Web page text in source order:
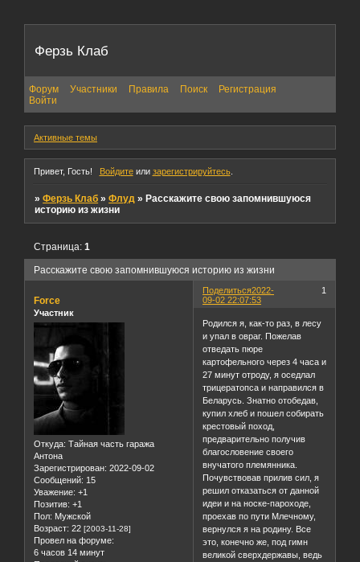
Ферзь Клаб
Форум Участники Правила Поиск
Регистрация
Войти
Активные темы
Привет, Гость! Войдитеили зарегистрируйтесь.
»Ферзь Клаб »Флуд »Расскажите свою запомнившуюся
историю из жизни
Расскажите свою запомнившуюся историю из жизни
Страница:1
Поделиться 1
2022-
09-02 22:07:53
Force
Участник
Откуда: Тайная часть гаража
Антона
Зарегистрирован: 2022-09-02
Сообщений: 15
Уважение: +1
Позитив: +1
Пол: Мужской
Возраст: 22 [2003-11-28]
Провел на форуме:
6 часов 14 минут
Родился я, как-то раз, в лесу
и упал в овраг. Пожелав
отведать пюре
картофельного через 4 часа и
27 минут отроду, я оседлал
трицератопса и направился в
Беларусь. Знатно отобедав,
купил хлеб и пошел собирать
крестовый поход,
предварительно получив
благословение своего
внучатого племянника.
Почувствовав прилив сил, я
решил отказаться от данной
идеи и на носке-пароходе,
проехав по пути Млечному,
вернулся я на родину. Все
это, конечно же, под гимн
великой сверхдержавы, ведь